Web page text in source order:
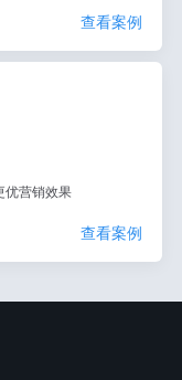
查看案例
优营销效果
查看案例